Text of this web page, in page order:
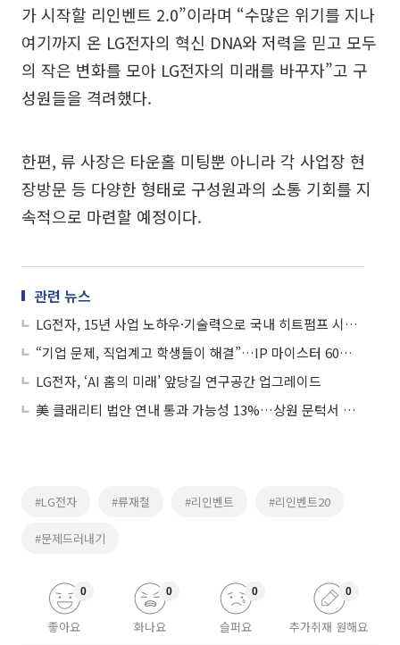
가 시작할 리인벤트 2.0”이라며 “수많은 위기를 지나
여기까지 온 LG전자의 혁신 DNA와 저력을 믿고 모두
의 작은 변화를 모아 LG전자의 미래를 바꾸자”고 구
성원들을 격려했다.
한편, 류 사장은 타운홀 미팅뿐 아니라 각 사업장 현
장방문 등 다양한 형태로 구성원과의 소통 기회를 지
속적으로 마련할 예정이다.
관련 뉴스
LG전자, 15년 사업 노하우·기술력으로 국내 히트펌프 시장 선도
“기업 문제, 직업계고 학생들이 해결”…IP 마이스터 60팀 선발
LG전자, ‘AI 홈의 미래’ 앞당길 연구공간 업그레이드
美 클래리티 법안 연내 통과 가능성 13%…상원 문턱서 제동
#LG전자 #류재철 #리인벤트 #리인벤트20
#문제드러내기
좋아요
0
화나요
0
슬퍼요
0
추가취재 원해요
0